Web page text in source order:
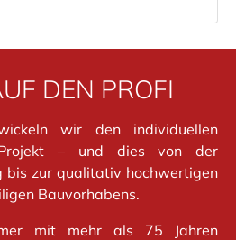
DEN PROFI
wir den individuellen
– und dies von der
bis zur qualitativ hochwertigen
Bauvorhabens.
mit mehr als 75 Jahren